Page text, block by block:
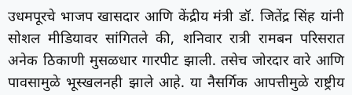
उधमपूरचे भाजप खासदार आणि केंद्रीय मंत्री डॉ. जितेंद्र सिंह यांनी
सोशल मीडियावर सांगितले की, शनिवार रात्री रामबन परिसरात
अनेक ठिकाणी मुसळधार गारपीट झाली. तसेच जोरदार वारे आणि
पावसामुळे भूस्खलनही झाले आहे. या नैसर्गिक आपत्तीमुळे राष्ट्रीय